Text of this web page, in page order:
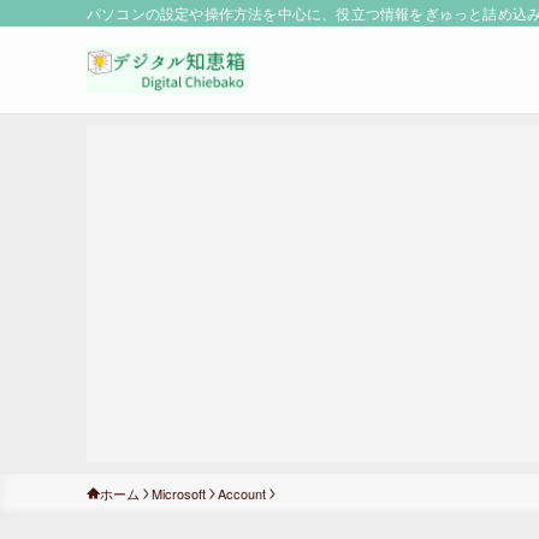
パソコンの設定や操作方法を中心に、役立つ情報をぎゅっと詰め込
ホーム Microsoft Account